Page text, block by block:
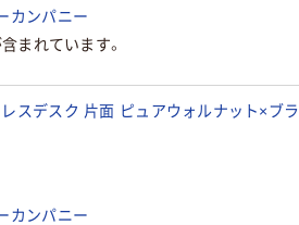
カンパニー
まれています。
レスデスク 片面 ピュアウォルナット×ブラ
カンパニー